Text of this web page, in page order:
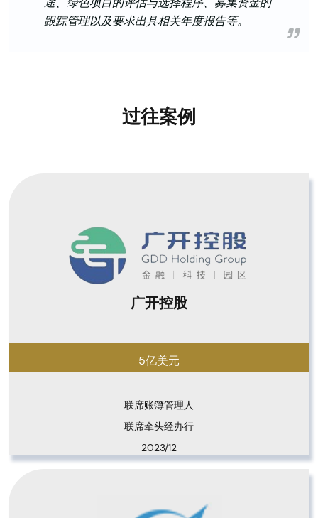
途、绿色项目的评估与选择程序、募集资金的
跟踪管理以及要求出具相关年度报告等。
过往案例
广开控股
5亿美元
联席账簿管理人
联席牵头经办行
2023/12